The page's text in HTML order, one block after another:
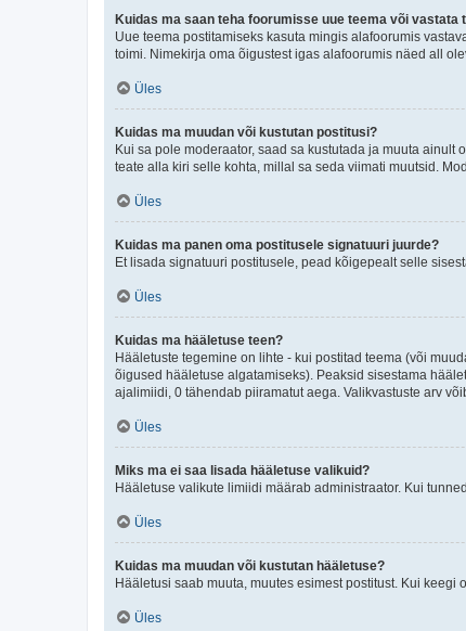
Kuidas ma saan teha foorumisse uue teema või vastata
Uue teema postitamiseks kasuta mingis alafoorumis
toimi. Nimekirja oma õigustest igas alafoorumis näed all
Üles
Kuidas ma muudan või kustutan postitusi?
Kui sa pole moderaator, saad sa kustutada ja muuta
teate alla kiri selle kohta, millal sa seda viimati muutsid.
Üles
Kuidas ma panen oma postitusele signatuuri juurde?
Et lisada signatuuri postitusele, pead kõigepealt selle
Üles
Kuidas ma hääletuse teen?
Hääletuste tegemine on lihte - kui postitad teema (või
õigused hääletuse algatamiseks). Peaksid sisestama
ajalimiidi, 0 tähendab piiramatut aega. Valikvastuste arv
Üles
Miks ma ei saa lisada hääletuse valikuid?
Hääletuse valikute limiidi määrab administraator. Kui
Üles
Kuidas ma muudan või kustutan hääletuse?
Hääletusi saab muuta, muutes esimest postitust. Kui
Üles